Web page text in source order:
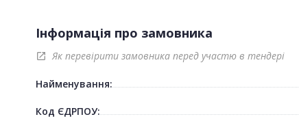
Інформація про замовника
open_in_new Як перевірити замовника перед участю в тендері
Найменування:
Код ЄДРПОУ: